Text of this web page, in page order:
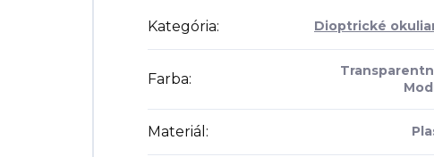
Kategória: Dioptrické
Farba:
Materiál :